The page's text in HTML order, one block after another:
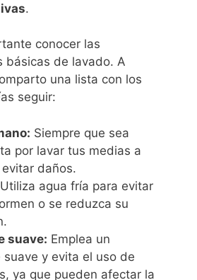
.
conocer las
básicas de lavado. A
una lista con los
seguir:
Siempre que sea
por lavar tus medias a
daños.
Utiliza agua fría para evitar
o se reduzca su
suave: Emplea un
y evita el uso de
ya que pueden afectar la